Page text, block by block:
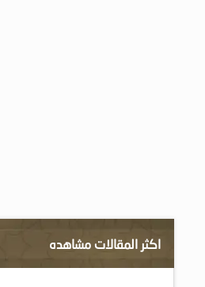
اكثر المقالات مشاهده